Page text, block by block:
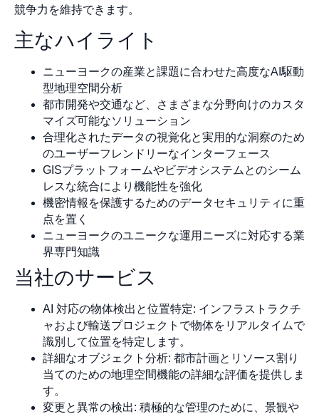
競争力を維持できます。
主なハイライト
ニューヨークの産業と課題に合わせた高度なAI駆動
型地理空間分析
都市開発や交通など、さまざまな分野向けのカスタ
マイズ可能なソリューション
合理化されたデータの視覚化と実用的な洞察のため
のユーザーフレンドリーなインターフェース
GISプラットフォームやビデオシステムとのシーム
レスな統合により機能性を強化
機密情報を保護するためのデータセキュリティに重
点を置く
ニューヨークのユニークな運用ニーズに対応する業
界専門知識
当社のサービス
AI 対応の物体検出と位置特定: インフラストラクチ
ャおよび輸送プロジェクトで物体をリアルタイムで
識別して位置を特定します。
詳細なオブジェクト分析: 都市計画とリソース割り
当てのための地理空間機能の詳細な評価を提供しま
す。
変更と異常の検出: 積極的な管理のために、景観や